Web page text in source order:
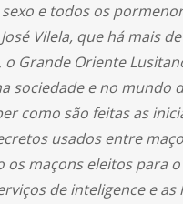
e todos os
Vilela, que há mais
Grande Oriente
sociedade e no mundo
como são feitas as
usados entre
maçons eleitos para
de inteligence e as